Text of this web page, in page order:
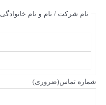
نام شرکت / نام و نام خانوادگی
شماره تماس(ضروری)